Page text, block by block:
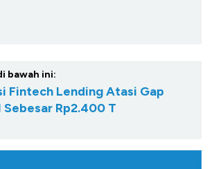
bawah ini:
Fintech Lending Atasi Gap
Rp2.400 T